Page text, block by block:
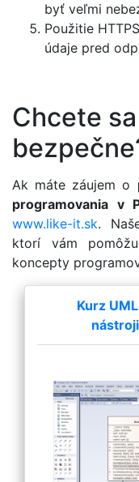
byť veľmi
Použitie
údaje pred
Chcete
Ak máte záujem o
programovania v
www.like-it.sk.
ktorí vám
koncepty
Kurz